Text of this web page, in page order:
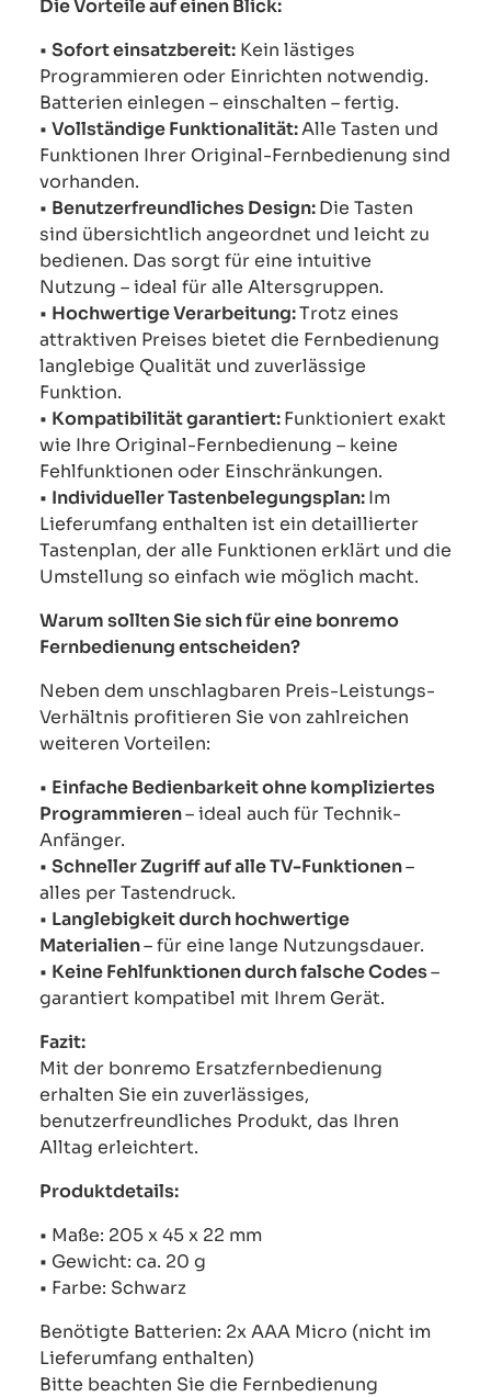
Die Vorteile auf einen Blick:
• Sofort einsatzbereit: Kein lästiges
Programmieren oder Einrichten notwendig.
Batterien einlegen – einschalten – fertig.
• Vollständige Funktionalität:Alle Tasten und
Funktionen Ihrer Original-Fernbedienung sind
vorhanden.
• Benutzerfreundliches Design:Die Tasten
sind übersichtlich angeordnet und leicht zu
bedienen. Das sorgt für eine intuitive
Nutzung – ideal für alle Altersgruppen.
• Hochwertige Verarbeitung:Trotz eines
attraktiven Preises bietet die Fernbedienung
langlebige Qualität und zuverlässige
Funktion.
• Kompatibilität garantiert:Funktioniert exakt
wie Ihre Original-Fernbedienung – keine
Fehlfunktionen oder Einschränkungen.
• Individueller Tastenbelegungsplan:Im
Lieferumfang enthalten ist ein detaillierter
Tastenplan, der alle Funktionen erklärt und die
Umstellung so einfach wie möglich macht.
Warum sollten Sie sich für eine bonremo
Fernbedienung entscheiden?
Neben dem unschlagbaren Preis-Leistungs-
Verhältnis profitieren Sie von zahlreichen
weiteren Vorteilen:
• Einfache Bedienbarkeit ohne kompliziertes
Programmieren– ideal auch für Technik-
Anfänger.
• Schneller Zugriff auf alle TV-Funktionen–
alles per Tastendruck.
• Langlebigkeit durch hochwertige
Materialien– für eine lange Nutzungsdauer.
• Keine Fehlfunktionen durch falsche Codes–
garantiert kompatibel mit Ihrem Gerät.
Fazit:
Mit der bonremo Ersatzfernbedienung
erhalten Sie ein zuverlässiges,
benutzerfreundliches Produkt, das Ihren
Alltag erleichtert.
Produktdetails:
• Maße: 205 x 45 x 22 mm
• Gewicht: ca. 20 g
• Farbe: Schwarz
Benötigte Batterien: 2x AAA Micro (nicht im
Lieferumfang enthalten)
Bitte beachten Sie die Fernbedienung